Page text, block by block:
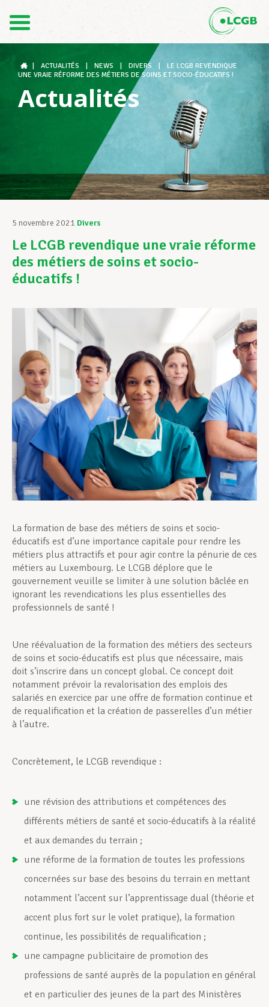
DE
Le LCGB
Structures syndicales
Assistance au Travail
Vos droits
Développement professionnel
Devenir Membre
Actualités
ACTUALITÉS NEWS DIVERS
LE LCGB REVENDIQUE
UNE VRAIE RÉFORME DES MÉTIERS DE SOINS ET SOCIO-ÉDUCATIFS !
Actualités
5 novembre 2021 Divers
Le LCGB revendique une vraie réforme
des métiers de soins et socio-
éducatifs !
La formation de base des métiers de soins et socio-
éducatifs est d’une importance capitale pour rendre les
métiers plus attractifs et pour agir contre la pénurie de ces
métiers au Luxembourg. Le LCGB déplore que le
gouvernement veuille se limiter à une solution bâclée en
ignorant les revendications les plus essentielles des
professionnels de santé !
Une réévaluation de la formation des métiers des secteurs
de soins et socio-éducatifs est plus que nécessaire, mais
doit s’inscrire dans un concept global. Ce concept doit
notamment prévoir la revalorisation des emplois des
salariés en exercice par une offre de formation continue et
de requalification et la création de passerelles d’un métier
à l’autre.
Concrètement, le LCGB revendique :
une révision des attributions et compétences des
différents métiers de santé et socio-éducatifs à la réalité
et aux demandes du terrain ;
une réforme de la formation de toutes les professions
concernées sur base des besoins du terrain en mettant
notamment l’accent sur l’apprentissage dual (théorie et
accent plus fort sur le volet pratique), la formation
continue, les possibilités de requalification ;
une campagne publicitaire de promotion des
professions de santé auprès de la population en général
et en particulier des jeunes de la part des Ministères